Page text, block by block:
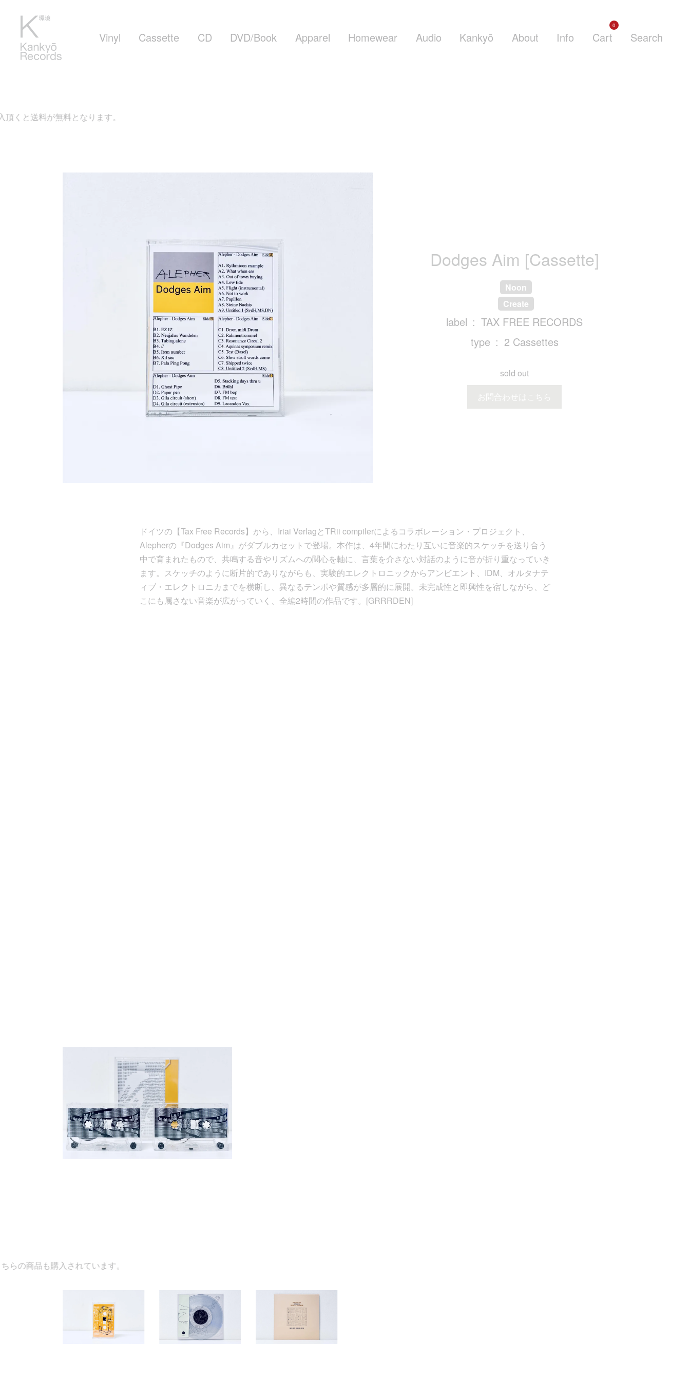
Vinyl Cassette CD DVD/Book Apparel Homewear Audio Kankyō About Info Cart
0
Search
となります。
Dodges Aim [Cassette]
Noon
Create
label
TAX FREE RECORDS
type
2 Cassettes
sold out
お問合わせはこちら
ドイツの【Tax Free Records】から、Iriai VerlagとTRii compilerによるコラボレーション・プロジェクト、
Alepherの『Dodges Aim』がダブルカセットで登場。本作は、4年間にわたり互いに音楽的スケッチを送り合う
中で育まれたもので、共鳴する音やリズムへの関心を軸に、言葉を介さない対話のように音が折り重なっていき
ます。スケッチのように断片的でありながらも、実験的エレクトロニックからアンビエント、IDM、オルタナテ
ィブ・エレクトロニカまでを横断し、異なるテンポや質感が多層的に展開。未完成性と即興性を宿しながら、ど
こにも属さない音楽が広がっていく、全編2時間の作品です。[GRRRDEN]
れています。